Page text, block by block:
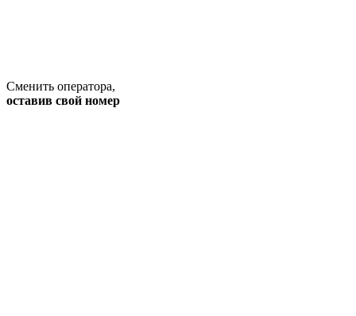
Сменить оператора,
оставив свой номер